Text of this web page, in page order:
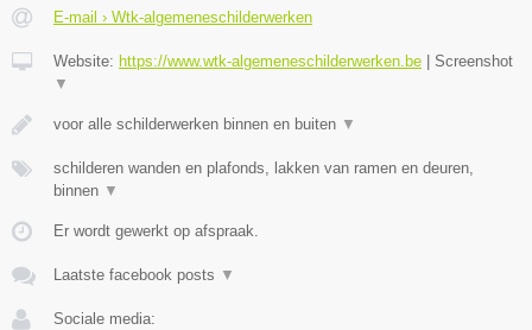
E-mail › Wtk-algemeneschilderwerken
Website: https://www.wtk-algemeneschilderwerken.be | Screenshot
▼
voor alle schilderwerken binnen en buiten ▼
schilderen wanden en plafonds, lakken van ramen en deuren,
binnen ▼
Er wordt gewerkt op afspraak.
Laatste facebook posts ▼
Sociale media: